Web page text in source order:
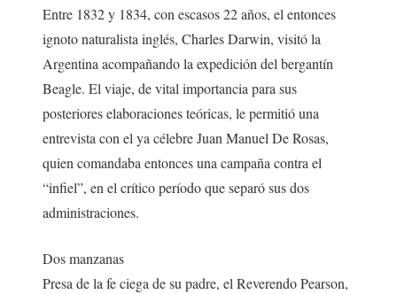
Entre 1832 y 1834, con escasos 22 años, el entonces
ignoto naturalista inglés, Charles Darwin, visitó la
Argentina acompañando la expedición del bergantín
Beagle. El viaje, de vital importancia para sus
posteriores elaboraciones teóricas, le permitió una
entrevista con el ya célebre Juan Manuel De Rosas,
quien comandaba entonces una campaña contra el
“infiel”, en el crítico período que separó sus dos
administraciones.
Dos manzanas
Presa de la fe ciega de su padre, el Reverendo Pearson,